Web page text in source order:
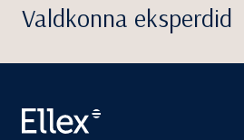
Valdkonna eksperdid